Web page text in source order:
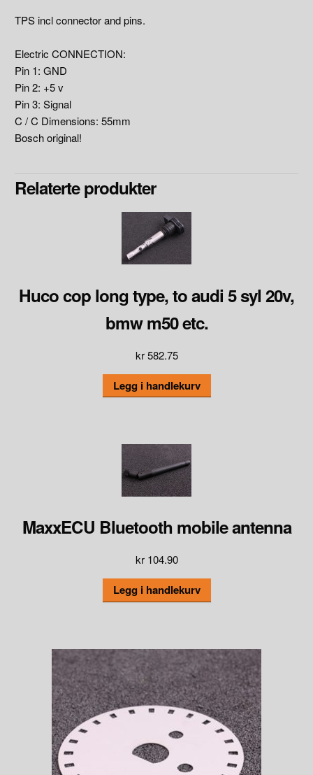
TPS incl connector and pins.
Electric CONNECTION:
Pin 1: GND
Pin 2: +5 v
Pin 3: Signal
C / C Dimensions: 55mm
Bosch original!
Relaterte produkter
Huco cop long type, to audi 5 syl 20v,
bmw m50 etc.
kr582.75
Legg i handlekurv
MaxxECU Bluetooth mobile antenna
kr104.90
Legg i handlekurv